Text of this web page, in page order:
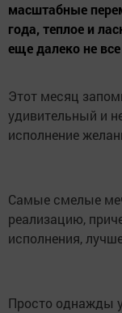
масштабные
года, теплое и
еще далеко не
Этот месяц
удивительный и
исполнение
Самые смелые
реализацию,
исполнения,
Просто однажды